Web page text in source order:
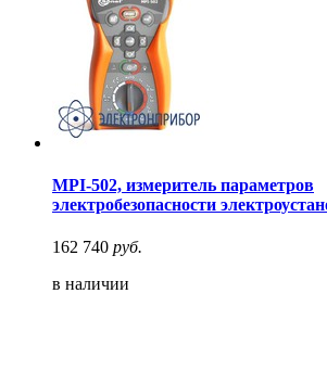
MPI-502, измеритель параметров
электробезопасности
162 740 руб.
в наличии